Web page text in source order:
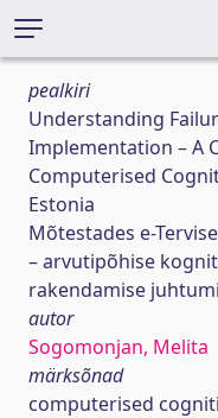
pealkiri
Understanding
Implementation – A
Computerised
Estonia
Mõtestades e-
– arvutipõhise
rakendamise
autor
Sogomonjan, Melita
märksõnad
computerised